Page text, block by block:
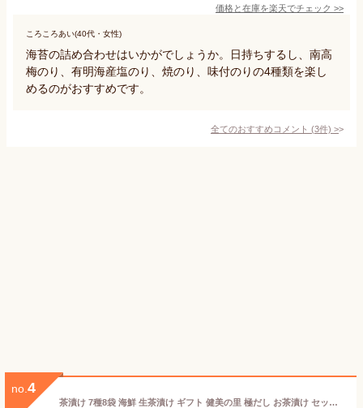
価格と在庫を楽天でチェック >>
ころころあい(40代・女性)
海苔の詰め合わせはいかがでしょうか。日持ちするし、南高
梅のり、有明海産塩のり、焼のり、味付のりの4種類を楽し
めるのがおすすめです。
全てのおすすめコメント (3件) >
no. 4
茶漬け 7種8袋 海鮮 生茶漬け ギフト 健美の里 極だし お茶漬け セット 58 / 詰め合わせ 送料無料 最強配送 | 敬老の日 残暑見舞い 結婚内祝い 出産内祝い 快気祝い 内祝い お返し お礼の品 誕生日プレゼント 一周忌 法事 お供え物 お供え 香典返し